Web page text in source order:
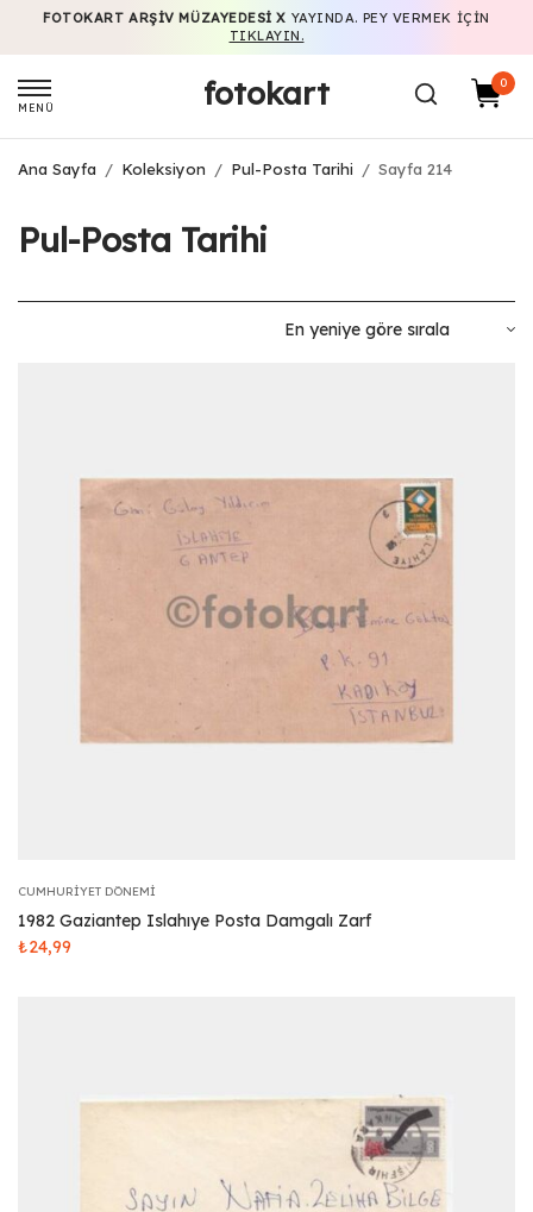
FOTOKART ARŞIV MÜZAYEDESI X YAYINDA. PEY VERMEK IÇIN
TIKLAYIN.
MENÜ fotokart 0
Ana Sayfa / Koleksiyon / Pul-Posta Tarihi / Sayfa 214
Pul-Posta Tarihi
CUMHURIYET DÖNEMI
1982 Gaziantep Islahıye Posta Damgalı Zarf
₺24,99